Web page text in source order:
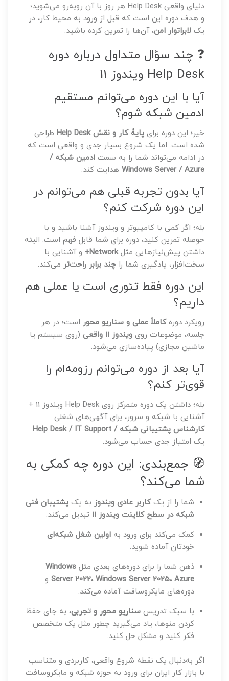
دنیای واقعی Help Desk هر روز با آن روبه‌رو می‌شوید؛
و هدف دوره این است که قبل از ورود به محیط کار، در
یک لابراتوار امن، آن‌ها را تمرین کرده باشید.
❓ چند سؤال متداول درباره دوره
Help Desk ویندوز 11
آیا با این دوره می‌توانم مستقیم
ادمین شبکه شوم؟
خیر؛ این دوره برای پایۀ کار و نقش Help Desk
طراحی
شده است. اما یک شروع بسیار جدی و واقعی است که
در ادامه می‌تواند شما را به سمت ادمین شبکه /
Windows Server / Azureهدایت کند.
آیا بدون تجربه قبلی هم می‌توانم در
این دوره شرکت کنم؟
بله؛ اگر کمی با کامپیوتر و ویندوز آشنا باشید و با
حوصله تمرین کنید، دوره برای شما قابل فهم است. البته
داشتن پیش‌نیازهایی مثلNetwork+
و آشنایی با
سخت‌افزار، یادگیری شما را چند برابر راحت‌تر می‌کند.
این دوره فقط تئوری است یا عملی هم
داریم؟
رویکرد دورهکاملاً عملی و سناریو محور است؛ در هر
جلسه، موضوعات روی ویندوز 11 واقعی
(روی سیستم یا
ماشین مجازی) پیاده‌سازی می‌شود.
آیا بعد از دوره می‌توانم رزومه‌ام را
قوی‌تر کنم؟
بله؛ داشتن یک دوره متمرکز روی Help Desk ویندوز 11 +
آشنایی با شبکه و سرور، برای آگهی‌های شغلی
کارشناس پشتیبانی شبکه / Help Desk / IT Support
یک امتیاز جدی حساب می‌شود.
🧭 جمع‌بندی: این دوره چه کمکی به
شما می‌کند؟
شما را از یککاربر عادی ویندوز به یک پشتیبان فنی
شبکه در سطح کلاینت ویندوز 11
تبدیل می‌کند.
کمک می‌کند برای ورود به اولین شغل شبکه‌ای
خودتان آماده شوید.
ذهن شما را برای دوره‌های بعدی مثل Windows
Server 2022، Windows Server 2025، Azureو
دوره‌های مایکروسافت آماده می‌کند.
با سبک تدریس سناریو محور و تجربی، به جای حفظ
کردن منوها، یاد می‌گیرید چطور مثل یک متخصص
فکر کنید و مشکل حل کنید.
اگر به‌دنبال یک نقطه شروع واقعی، کاربردی و متناسب
با بازار کار ایران برای ورود به حوزه شبکه و مایکروسافت